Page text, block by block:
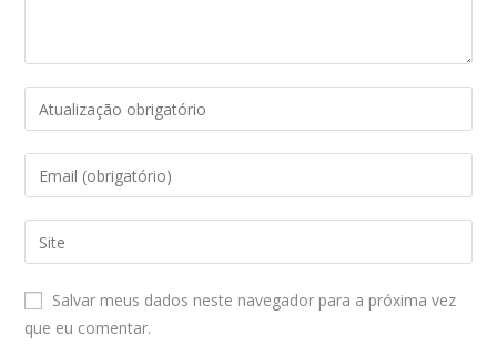
Enter
your
name
comment
Enter
your
email
address
comment
Enter
your
website
URL
(optional)
Salvar meus dados neste navegador para a próxima vez
que eu comentar.